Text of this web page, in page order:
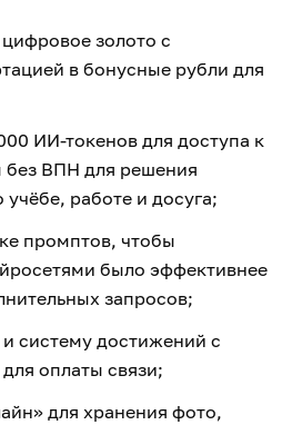
золото с
в бонусные рубли для
ИИ-токенов для доступа к
ВПН для решения
работе и досуга;
промптов, чтобы
было эффективнее
запросов;
систему достижений с
оплаты связи;
для хранения фото,